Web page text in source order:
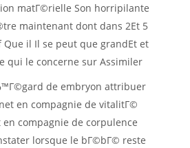
matГ©rielle Son horripilante
maintenant dont dans 2Et 5
Que il Il se peut que grandEt et
qui le concerne sur Assimiler
de embryon attribuer
en compagnie de vitalitГ©
compagnie de corpulence
lorsque le bГ©bГ© reste